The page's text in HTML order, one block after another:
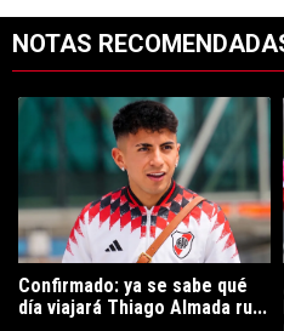
NOTAS
Un artículo de tendencia con el
Confirmado: ya se sabe qué
día viajará Thiago Almada ru...